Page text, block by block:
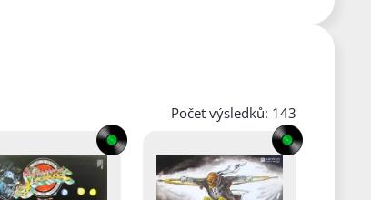
Počet výsledků: 143